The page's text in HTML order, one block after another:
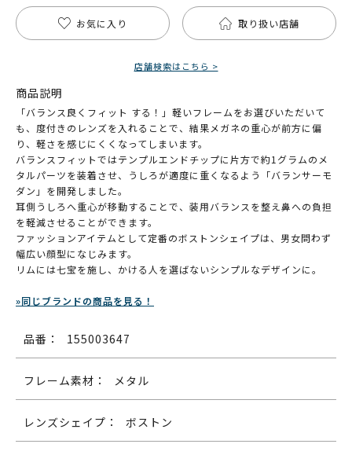
お気に入り 取り扱い店舗
店舗検索はこちら >
商品説明
「バランス良くフィット する！」軽いフレームをお選びいただいて
も、度付きのレンズを入れることで、結果メガネの重心が前方に偏
り、軽さを感じにくくなってしまいます。
バランスフィットではテンプルエンドチップに片方で約1グラムのメ
タルパーツを装着させ、うしろが適度に重くなるよう「バランサーモ
ダン」を開発しました。
耳側うしろへ重心が移動することで、装用バランスを整え鼻への負担
を軽減させることができます。
ファッションアイテムとして定番のボストンシェイプは、男女問わず
幅広い顔型になじみます。
リムには七宝を施し、かける人を選ばないシンプルなデザインに。
»同じブランドの商品を見る！
品番： 155003647
フレーム素材： メタル
レンズシェイプ： ボストン